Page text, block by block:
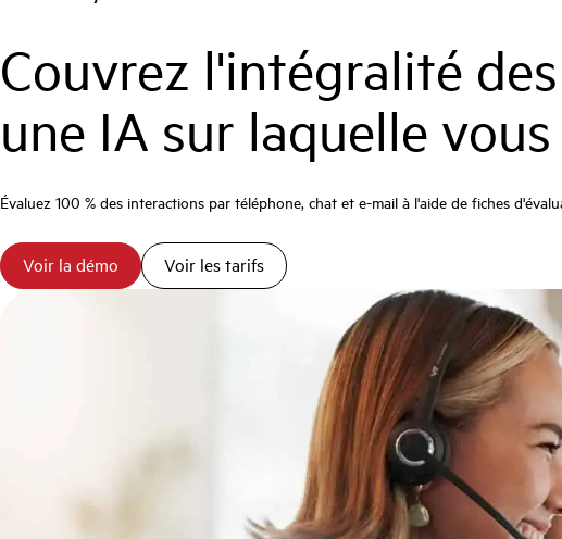
Couvrez l'intégralité
une IA sur laquelle
Évaluez 100 % des interactions par téléphone, chat et e-mail à l'aide de fiches
Voir la démo Voir les tarifs